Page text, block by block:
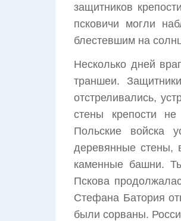
защитников
псковичи могли
блестевшим на
Несколько дней
траншеи.
отстреливались,
стены крепости
Польские войска
деревянные стены,
каменные башни.
Пскова
Стефана Батория
были сорваны.